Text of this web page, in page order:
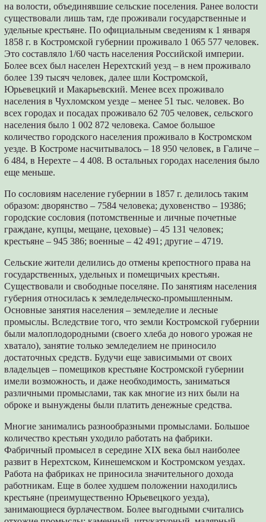
на волости, объединявшие сельские поселения. Ранее волости
существовали лишь там, где проживали государственные и
удельные крестьяне. По официальным сведениям к 1 января
1858 г. в Костромской губернии проживало 1 065 577 человек.
Это составляло 1/60 часть населения Российской империи.
Более всех был населен Нерехтский уезд – в нем проживало
более 139 тысяч человек, далее шли Костромской,
Юрьевецкий и Макарьевский. Менее всех проживало
населения в Чухломском уезде – менее 51 тыс. человек. Во
всех городах и посадах проживало 62 705 человек, сельского
населения было 1 002 872 человека. Самое большое
количество городского населения проживало в Костромском
уезде. В Костроме насчитывалось – 18 950 человек, в Галиче –
6 484, в Нерехте – 4 408. В остальных городах населения было
еще меньше.
По сословиям население губернии в 1857 г. делилось таким
образом: дворянство – 7584 человека; духовенство – 19386;
городские сословия (потомственные и личные почетные
граждане, купцы, мещане, цеховые) – 45 131 человек;
крестьяне – 945 386; военные – 42 491; другие – 4719.
Сельские жители делились до отмены крепостного права на
государственных, удельных и помещичьих крестьян.
Существовали и свободные поселяне. По занятиям населения
губерния относилась к земледельческо-промышленным.
Основные занятия населения – земледелие и лесные
промыслы. Вследствие того, что земли Костромской губернии
были малоплодородными (своего хлеба до нового урожая не
хватало), занятие только земледелием не приносило
достаточных средств. Будучи еще зависимыми от своих
владельцев – помещиков крестьяне Костромской губернии
имели возможность, и даже необходимость, заниматься
различными промыслами, так как многие из них были на
оброке и вынуждены были платить денежные средства.
Многие занимались разнообразными промыслами. Большое
количество крестьян уходило работать на фабрики.
Фабричный промысел в середине XIX века был наиболее
развит в Нерехтском, Кинешемском и Костромском уездах.
Работа на фабриках не приносила значительного дохода
работникам. Еще в более худшем положении находились
крестьяне (преимущественно Юрьевецкого уезда),
занимающиеся бурлачеством. Более выгодными считались